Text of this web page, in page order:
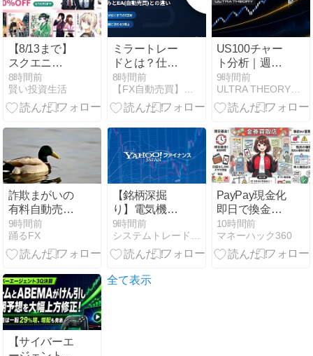
【8/13まで】
スクエニ
Kindleマンガ
最大
50％OFF、
怖くてかわい
い』3巻発売
記念！『薬屋
のひとりご
と』『ホリミ
ヤ』など人気
作もお買い得
8時間前
賢い投資生活
ミラートレー
ドとは？仕組
みとEA(自動
売買)との違
い・リスクを
8時間前
【FX自動売買】総合ポータル｜Forex Guide
US100チャー
ト分析｜週足
上目線、直近
高値Eを狙う
展開
9時間前
ULTRA THEORY｜相場構造とチャート分析
詐欺まがいの
有料自動売買
ツールに興味
があるんじゃ
ー｜クソザコ
9時間前
踊るFX
【銘柄深掘
り】電気機器
の潮流に乗る
か？PHCホー
ルディングス
り込むべき成
9時間前
システムトレードとAI副業の記録
PayPay現金化
即日で換金す
る方法！時
間・口座なし
でも可能？
10時間前
マネーハック360
【サイバーエ
全て表示